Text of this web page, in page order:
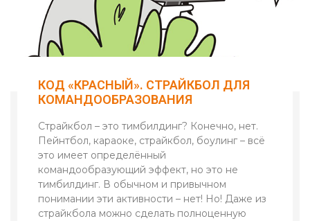
КОД «КРАСНЫЙ». СТРАЙКБОЛ ДЛЯ
КОМАНДООБРАЗОВАНИЯ
Страйкбол – это тимбилдинг? Конечно, нет.
Пейнтбол, караоке, страйкбол, боулинг – всё
это имеет определённый
командообразующий эффект, но это не
тимбилдинг. В обычном и привычном
понимании эти активности – нет! Но! Даже из
страйкбола можно сделать полноценную